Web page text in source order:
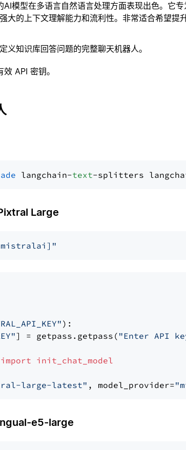
AI模型在多语言自然语言处理方面表现出色。它专
大的上下文理解能力和流利性。非常适合希望提
义知识库回答问题的完整聊天机器人。
API 密钥。
langchain-text
Large
):
] = getpass.getpass( "Enter API
import init_chat_model
large-latest" , model_provider=
e5-large